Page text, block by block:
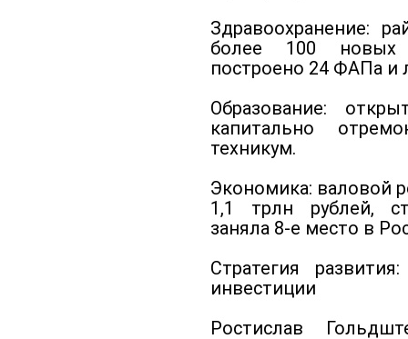
Здравоохранение:
более 100
построено 24 ФАПа и
Образование:
капитально
техникум.
Экономика: валовой
1,1 трлн рублей,
заняла 8-е место в
Стратегия
инвестиции
Ростислав